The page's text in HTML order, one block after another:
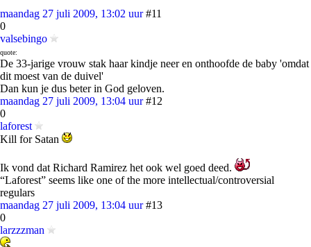
maandag 27 juli 2009, 13:02 uur #11
0
valsebingo
quote:
De 33-jarige vrouw stak haar kindje neer en onthoofde de baby 'omdat
dit moest van de duivel'
Dan kun je dus beter in God geloven.
maandag 27 juli 2009, 13:04 uur #12
0
laforest
Kill for Satan
Ik vond dat Richard Ramirez het ook wel goed deed.
“Laforest” seems like one of the more intellectual/controversial
regulars
maandag 27 juli 2009, 13:04 uur #13
0
larzzzman